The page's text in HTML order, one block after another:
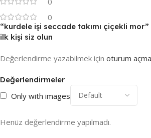
0
Değerlendirmeler
Only with images
Henüz değerlendirme yapılmadı.
“kurdele işi seccade takımı çiçekli
ilk kişi siz olun
Değerlendirme yazabilmek için oturum